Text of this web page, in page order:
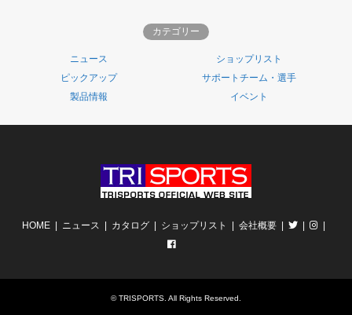
カテゴリー
ニュース
ショップリスト
ピックアップ
サポートチーム・選手
製品情報
イベント
HOME ニュース カタログ ショップリスト 会社概要
©TRISPORTS. All Rights Reserved.